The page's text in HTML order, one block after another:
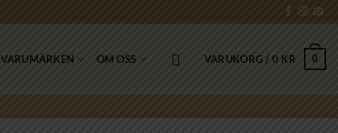
VARUMÄRKEN OM OSS VARUKORG / 0 KR 0